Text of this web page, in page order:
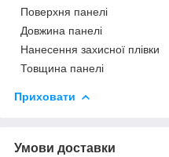
Поверхня панелі
Довжина панелі
Нанесення захисної плівки
Товщина панелі
Приховати
Умови доставки